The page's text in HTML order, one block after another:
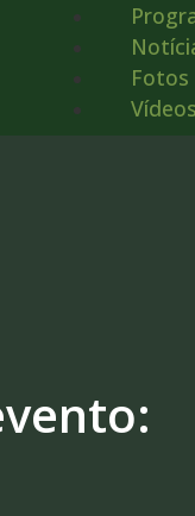
Fotos